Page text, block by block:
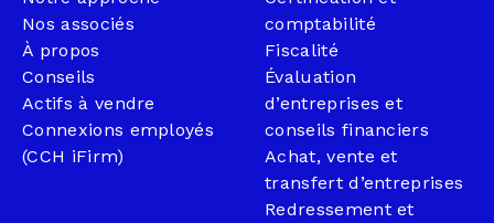
Nos associés
À propos
Conseils
Actifs à vendre
Connexions employés
(CCH iFirm)
comptabilité
Fiscalité
Évaluation
d’entreprises et
conseils financiers
Achat, vente et
transfert d’entreprises
Redressement et